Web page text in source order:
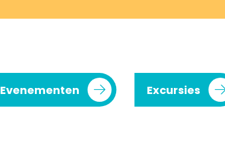
Evenementen Excursies